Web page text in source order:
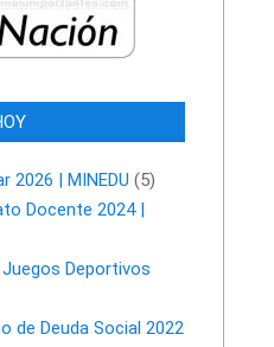
2026 | MINEDU (5)
Docente 2024 |
Deportivos
de Deuda Social 2022